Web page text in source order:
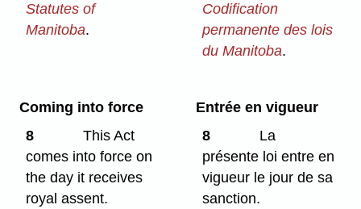
Statutes of
Manitoba.
Codification
permanente des lois
du Manitoba.
Coming into force
8
This Act
comes into force on
the day it receives
royal assent.
Entrée en vigueur
8
La
présente loi entre en
vigueur le jour de sa
sanction.